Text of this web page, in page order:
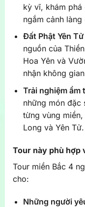
kỳ vĩ, khám phá
ngắm cảnh
Đất Phật Yên
nguồn của
Hoa Yên và
nhận không
Trải nghiệm ẩm
những món đặc
từng vùng
Long và Yên Tử.
Tour này phù hợp
Tour miền Bắc 4
cho:
Những người